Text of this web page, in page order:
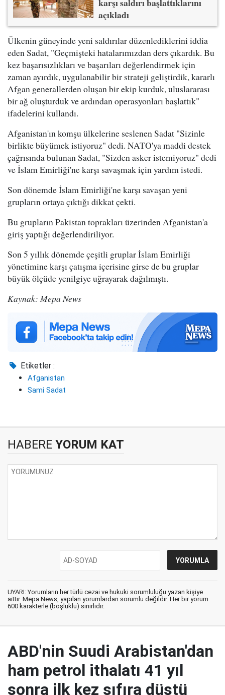
açıkladı
Ülkenin güneyinde yeni saldırılar düzenlediklerini iddia
eden Sadat, "Geçmişteki hatalarımızdan ders çıkardık. Bu
kez başarısızlıkları ve başarıları değerlendirmek için
zaman ayırdık, uygulanabilir bir strateji geliştirdik, kararlı
Afgan generallerden oluşan bir ekip kurduk, uluslararası
bir ağ oluşturduk ve ardından operasyonları başlattık"
ifadelerini kullandı.
Afganistan'ın komşu ülkelerine seslenen Sadat "Sizinle
birlikte büyümek istiyoruz" dedi. NATO'ya maddi destek
çağrısında bulunan Sadat, "Sizden asker istemiyoruz" dedi
ve İslam Emirliği'ne karşı savaşmak için yardım istedi.
Son dönemde İslam Emirliği'ne karşı savaşan yeni
grupların ortaya çıktığı dikkat çekti.
Bu grupların Pakistan toprakları üzerinden Afganistan'a
giriş yaptığı değerlendiriliyor.
Son 5 yıllık dönemde çeşitli gruplar İslam Emirliği
yönetimine karşı çatışma içerisine girse de bu gruplar
büyük ölçüde yenilgiye uğrayarak dağılmıştı.
Kaynak: Mepa News
Etiketler :
Afganistan
Sami Sadat
HABERE YORUM KAT
UYARI: Yorumların her türlü cezai ve hukuki sorumluluğu yazan kişiye
aittir. Mepa News, yapılan yorumlardan sorumlu değildir. Her bir yorum
600 karakterle (boşluklu) sınırlıdır.
ABD'nin Suudi Arabistan'dan
ham petrol ithalatı 41 yıl
sonra ilk kez sıfıra düştü